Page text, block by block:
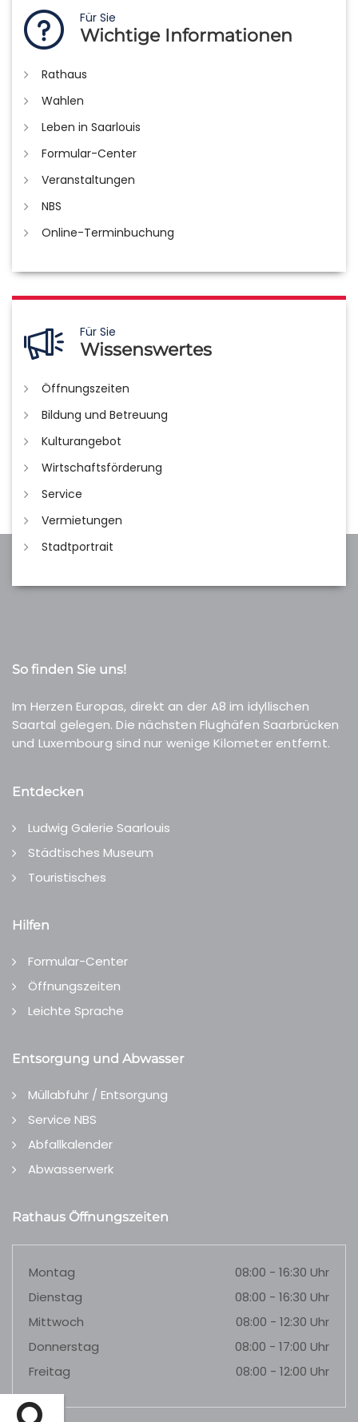
Für Sie
Wichtige Informationen
Rathaus
Wahlen
Leben in Saarlouis
Formular-Center
Veranstaltungen
NBS
Online-Terminbuchung
Für Sie
Wissenswertes
Öffnungszeiten
Bildung und Betreuung
Kulturangebot
Wirtschaftsförderung
Service
Vermietungen
Stadtportrait
So finden Sie uns!
Im Herzen Europas, direkt an der A8 im idyllischen
Saartal gelegen. Die nächsten Flughäfen Saarbrücken
und Luxembourg sind nur wenige Kilometer entfernt.
Entdecken
Ludwig Galerie Saarlouis
Städtisches Museum
Touristisches
Hilfen
Formular-Center
Öffnungszeiten
Leichte Sprache
Entsorgung und Abwasser
Müllabfuhr / Entsorgung
Service NBS
Abfallkalender
Abwasserwerk
Rathaus Öffnungszeiten
Montag
08:00 - 16:30 Uhr
Dienstag
08:00 - 16:30 Uhr
Mittwoch
08:00 - 12:30 Uhr
Donnerstag
08:00 - 17:00 Uhr
Freitag
08:00 - 12:00 Uhr